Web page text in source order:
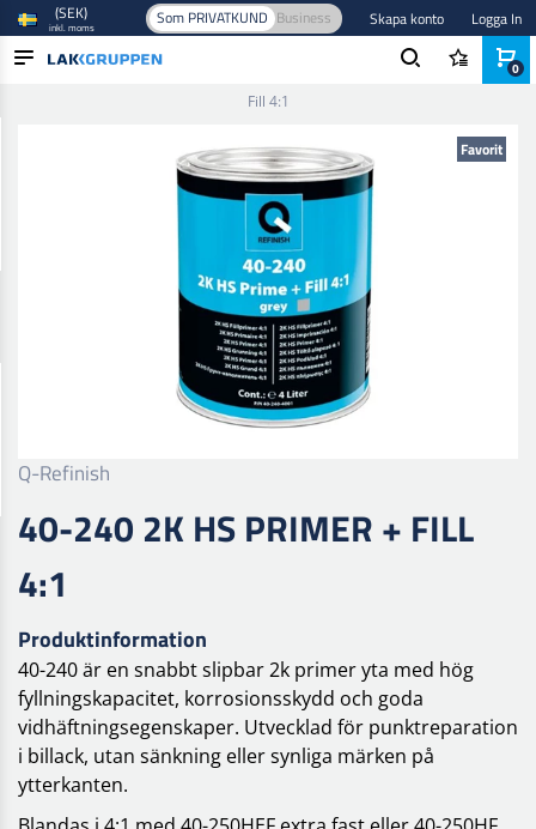
(SEK)
inkl. moms Som PRIVATKUND Business Skapa konto Logga In
Fill 4:1
Favorit
Q-Refinish
40-240 2K HS PRIMER + FILL
4:1
Produktinformation
40-240 är en snabbt slipbar 2k primer yta med hög
fyllningskapacitet, korrosionsskydd och goda
vidhäftningsegenskaper. Utvecklad för punktreparation
i billack, utan sänkning eller synliga märken på
ytterkanten.
0